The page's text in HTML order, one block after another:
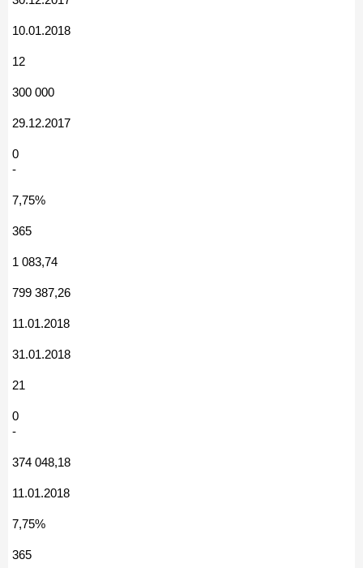
10.01.2018
12
300 000
29.12.2017
0
-
7,75%
365
1 083,74
799 387,26
11.01.2018
31.01.2018
21
0
-
374 048,18
11.01.2018
7,75%
365